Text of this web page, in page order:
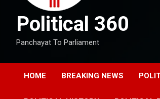
Political 360
Panchayat To Parliament
HOME BREAKING NEWS